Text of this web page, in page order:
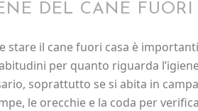
DEL CANE FUORI
stare il cane fuori casa è
per quanto riguarda
soprattutto se si abita in
le orecchie e la coda per